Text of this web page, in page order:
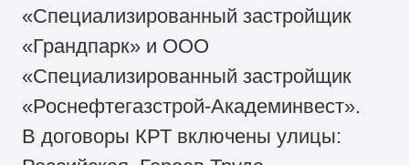
«Специализированный застройщик
«Грандпарк» и ООО
«Специализированный застройщик
«Роснефтегазстрой-Академинвест».
В договоры КРТ включены улицы: